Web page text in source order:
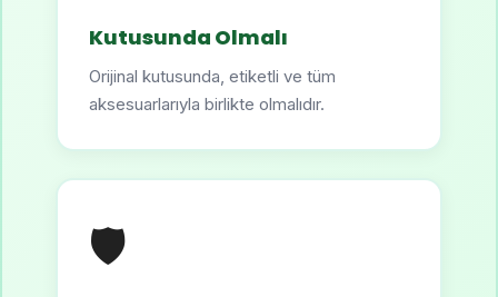
Kutusunda Olmalı
Orijinal kutusunda, etiketli ve tüm
aksesuarlarıyla birlikte olmalıdır.
🛡️